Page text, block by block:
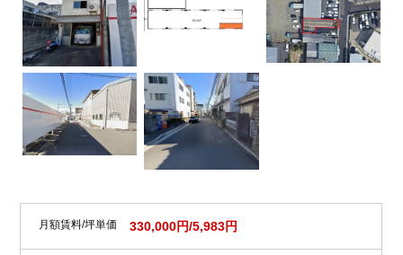
月額賃料/坪単価 330,000円/5,983円